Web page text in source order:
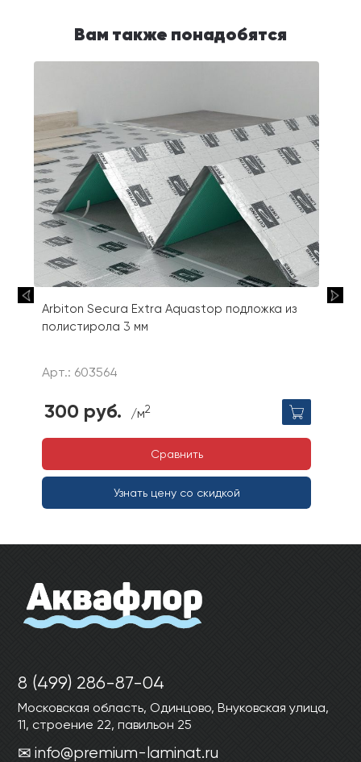
Вам также понадобятся
Arbiton Secura Extra Aquastop подложка из
полистирола 3 мм
Арт.: 603564
300 руб. /м2
Сравнить
Узнать цену со скидкой
8 (499) 286-87-04
Московская область, Одинцово, Внуковская улица,
11, строение 22, павильон 25
info@premium-laminat.ru